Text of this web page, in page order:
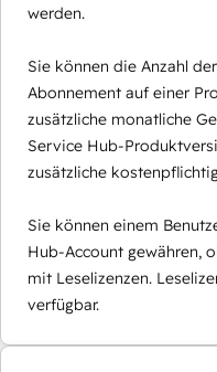
werden.
Sie können die Anzahl
Abonnement auf einer
zusätzliche monatliche
Service Hub-
zusätzliche
Sie können einem
Hub-Account gewähren,
mit Leselizenzen.
verfügbar.